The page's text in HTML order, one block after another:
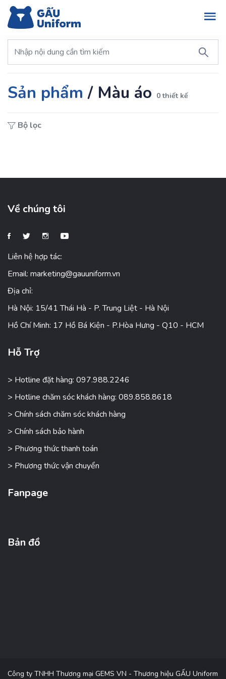
Sản phẩm / Màu áo 0 thiết kế
Bộ lọc
Về chúng tôi
Liên hệ hợp tác:
Email: marketing@gauuniform.vn
Địa chỉ:
Hà Nội: 15/41 Thái Hà - P. Trung Liệt - Hà Nội
Hồ Chí Minh: 17 Hồ Bá Kiện - P.Hòa Hưng - Q10 - HCM
Hỗ Trợ
> Hotline đặt hàng: 097.988.2246
> Hotline chăm sóc khách hàng: 089.858.8618
> Chính sách chăm sóc khách hàng
> Chính sách bảo hành
> Phương thức thanh toán
> Phương thức vận chuyển
Fanpage
Bản đồ
Công ty TNHH Thương mại GEMS VN - Thương hiệu GẤU Uniform